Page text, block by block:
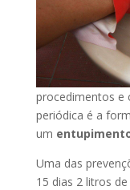
procedimentos e
periódica é a
um
Uma das
15 dias 2 litros